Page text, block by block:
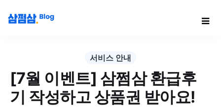
서비스 안내
[7월 이벤트] 삼쩜삼 환급후
기 작성하고 상품권 받아요!